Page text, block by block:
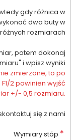
gdy różnica w
dwa buty w
różnych rozmiarach
potem dokonaj
i wpisz wyniki
zmierzone, to po
2 powinien wyjść
+/- 0,5 rozmiaru.
się z nami
Wymiary stóp *